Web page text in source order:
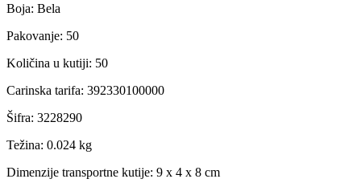
Boja: Bela
Pakovanje: 50
Količina u kutiji: 50
Carinska tarifa: 392330100000
Šifra: 3228290
Težina: 0.024 kg
Dimenzije transportne kutije: 9 x 4 x 8 cm